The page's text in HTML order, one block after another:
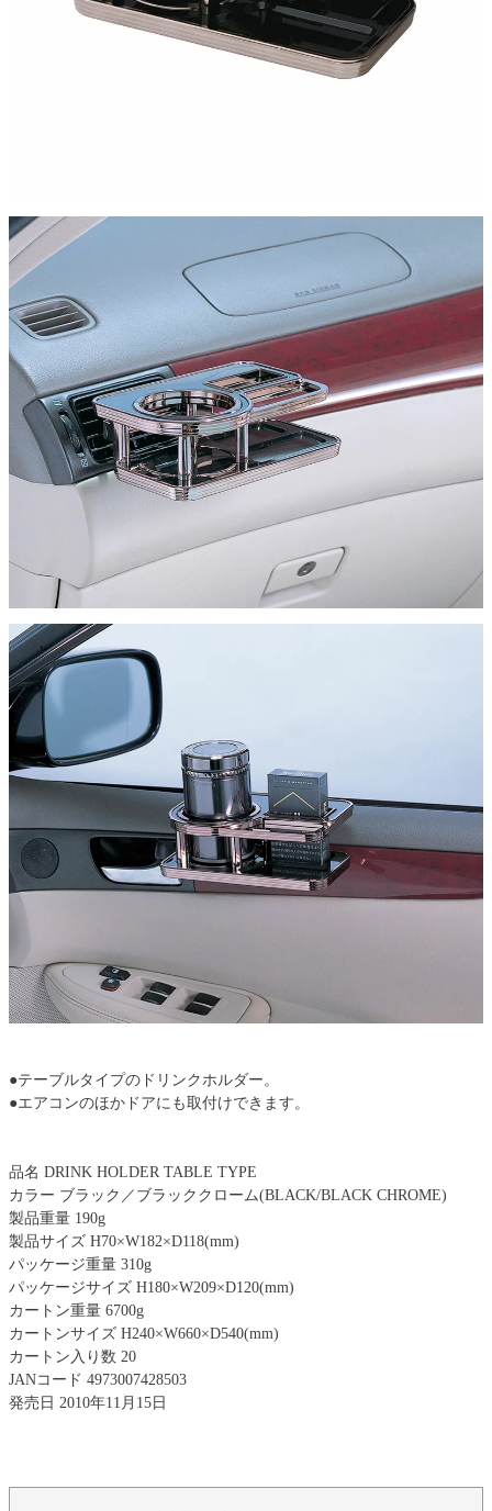
●テーブルタイプのドリンクホルダー。
●エアコンのほかドアにも取付けできます。
品名 DRINK HOLDER TABLE TYPE
カラー ブラック／ブラッククローム(BLACK/BLACK CHROME)
製品重量 190g
製品サイズ H70×W182×D118(mm)
パッケージ重量 310g
パッケージサイズ H180×W209×D120(mm)
カートン重量 6700g
カートンサイズ H240×W660×D540(mm)
カートン入り数 20
JANコード 4973007428503
発売日 2010年11月15日